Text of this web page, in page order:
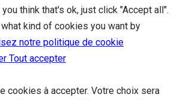
think that's ok, just click "Accept all".
kind of cookies you want by
notre politique de cookie
Tout accepter
cookies à accepter. Votre choix sera